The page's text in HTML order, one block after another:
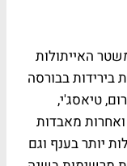
האייתולות
בירידות בבורסה
טיאסג'י,
ואחרות מאבדות
יותר בענף וגם